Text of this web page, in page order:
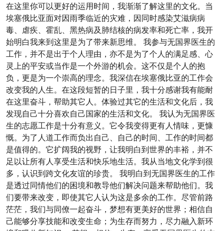
在这里你可以更好的运用时间，我渐渐了解这里的文化。当
埃塞俄比亚面对因雨季临近的灾难，因同时感染艾滋病病
毒、虐疾、霍乱、黑热病及肺结核的病发率和死亡率，我开
始明白我来到这里是为了带来新思维。 我参与无国界医生的
工作，并不是出于个人理由，亦不是为了个人的满足感、心
灵上的平安或当作是一个外游的机会。这不仅是个人的抱
负，更是为一个崇高的理念。我深信在埃塞俄比亚的工作会
改变我的人生。在这段短暂的日子里，我十分感谢我有能耐
在这里奋斗，帮助其它人。体验过其它的生活和文化后，我
发现自己十分喜欢自己国家的生活和文化。 我认为无国界医
生的志愿工作是十分有意义。它令我变得更有人情味，更慷
慨。为了人道工作而负出自己、自己的时间、工作的时间都
是值得的。它扩阔我的视野，让我明白到世界的丰裕，并不
足以让所有人享受生活和快乐地生活。我从当地文化学到很
多，认识到跨文化友谊的珍贵。 我明白到无国界医生的工作
是透过同情他们的困境和教导他们解决问题来帮助他们。我
们要带来改变，即使其它人认为这是多余的工作。尽管前路
茫茫，我们与同僚一起奋斗，梦想有更美好的世界；相信自
己能够分享技能和改变生命；为生存而努力，尽力融入新环